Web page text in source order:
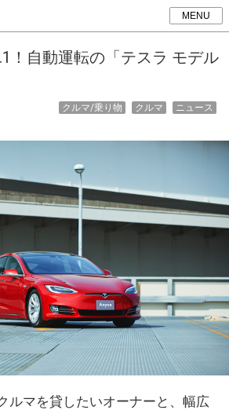
MENU
！自動運転の「テスラ モデル
ニュース
クルマ
クルマ/乗り物
ルマを貸したいオーナーと、幅広